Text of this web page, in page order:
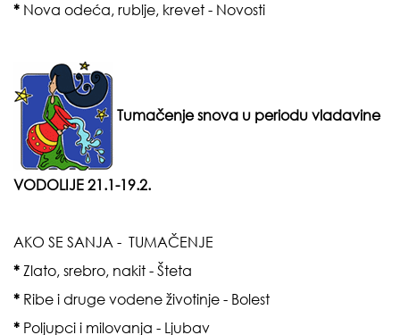
* Nova odeća, rublje, krevet - Novosti
Tumačenje snova u periodu vladavine
VODOLIJE 21.1-19.2.
AKO SE SANJA - TUMAČENJE
* Zlato, srebro, nakit - Šteta
* Ribe i druge vodene životinje - Bolest
* Poljupci i milovanja - Ljubav